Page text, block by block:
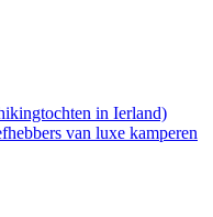
in Ierland)
van luxe kamperen